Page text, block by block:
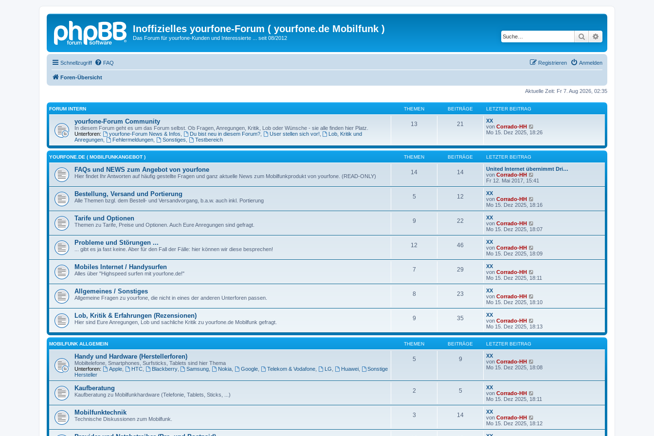
Inoffizielles yourfone-Forum ( yourfone.de Mobilfunk )
Das Forum für yourfone-Kunden und Interessierte ... seit 08/2012 Suche
Schnellzugriff FAQ Anmelden
Registrieren
Foren-Übersicht
Aktuelle Zeit: Fr 7. Aug 2026, 02:35
FORUM INTERN THEMEN BEITRÄGE LETZTER BEITRAG
yourfone-Forum Community
In diesem Forum geht es um das Forum selbst. Ob Fragen, Anregungen, Kritik, Lob oder Wünsche - sie alle finden hier Platz.
Unterforen:
yourfone-Forum News & Infos Du bist neu in diesem Forum?, User stellen sich vor!
Lob, Kritik und
Anregungen
Fehlermeldungen, Sonstiges Testbereich
13 21
XX
von Corrado-HH
e
s
r
B
e
i
a
g
Mo 15. Dez 2025, 18:26
YOURFONE.DE ( MOBILFUNKANGEBOT ) THEMEN BEITRÄGE LETZTER BEITRAG
FAQs und NEWS zum Angebot von yourfone
Hier findet Ihr Antworten auf häufig gestellte Fragen und ganz aktuelle News zum Mobilfunkprodukt von yourfone. (READ-ONLY)
14 14
United Internet übernimmt Dri…
von Corrado-HH
e
u
t
e
i
g
Fr 12. Mai 2017, 15:41
Bestellung, Versand und Portierung
Alle Themen bzgl. dem Bestell- und Versandvorgang, b.a.w. auch inkl. Portierung
5 12
XX
von Corrado-HH
e
u
t
e
i
g
Mo 15. Dez 2025, 18:16
Tarife und Optionen
Themen zu Tarife, Preise und Optionen. Auch Eure Anregungen sind gefragt.
9 22
XX
von Corrado-HH
e
u
t
e
i
g
Mo 15. Dez 2025, 18:07
Probleme und Störungen ...
... gibt es ja fast keine. Aber für den Fall der Fälle: hier können wir diese besprechen!
12 46
XX
von Corrado-HH
e
u
t
e
i
g
Mo 15. Dez 2025, 18:09
Mobiles Internet / Handysurfen
Alles über "Highspeed surfen mit yourfone.de!"
7 29
XX
von Corrado-HH
e
u
t
e
i
t
Mo 15. Dez 2025, 18:11
Allgemeines / Sonstiges
Allgemeine Fragen zu yourfone, die nicht in eines der anderen Unterforen passen.
8 23
XX
von Corrado-HH
e
u
t
r
e
r
Mo 15. Dez 2025, 18:10
Lob, Kritik & Erfahrungen (Rezensionen)
Hier sind Eure Anregungen, Lob und sachliche Kritik zu yourfone.de Mobilfunk gefragt.
9 35
XX
von Corrado-HH
e
u
e
t
B
a
g
Mo 15. Dez 2025, 18:13
MOBILFUNK ALLGEMEIN THEMEN BEITRÄGE LETZTER BEITRAG
Handy und Hardware (Herstellerforen)
Mobiltelefone, Smartphones, Surfsticks, Tablets sind hier Thema
Unterforen:
Apple, HTC, Blackberry, Samsung Nokia Google Telekom & Vodafone, LG Huawei,
Sonstige
Hersteller
5 9
XX
von Corrado-HH
e
e
r
B
t
r
Mo 15. Dez 2025, 18:08
Kaufberatung
Kaufberatung zu Mobilfunkhardware (Telefonie, Tablets, Sticks, ...)
2 5
XX
von Corrado-HH
e
u
t
Mo 15. Dez 2025, 18:11
Mobilfunktechnik
Technische Diskussionen zum Mobilfunk.
3 14
XX
von Corrado-HH
e
u
Mo 15. Dez 2025, 18:12